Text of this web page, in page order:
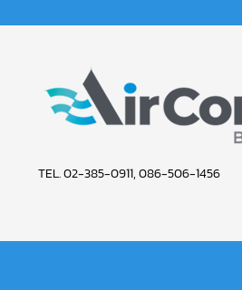
AIR
PARTS
TEL. 02-385-0911, 086-506-1456